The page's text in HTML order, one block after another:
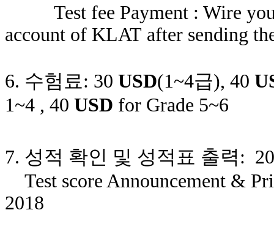
Test fee Payment : Wire your
account of KLAT after sending
6. 수험료: 30 USD(1~4급), 40
1~4 , 40 USD for Grade 5~6
7. 성적 확인 및 성적표 출력:
Test score Announcement &
2018